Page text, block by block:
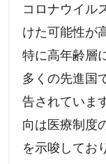
コロナウイル
けた可能性が
特に高年齢層
多くの先進国
告されていま
向は医療制度
を示唆してお